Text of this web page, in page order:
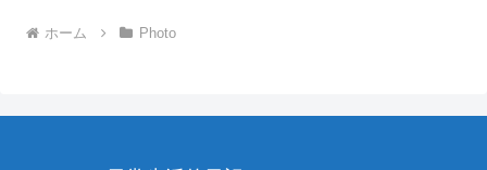
ホーム Photo